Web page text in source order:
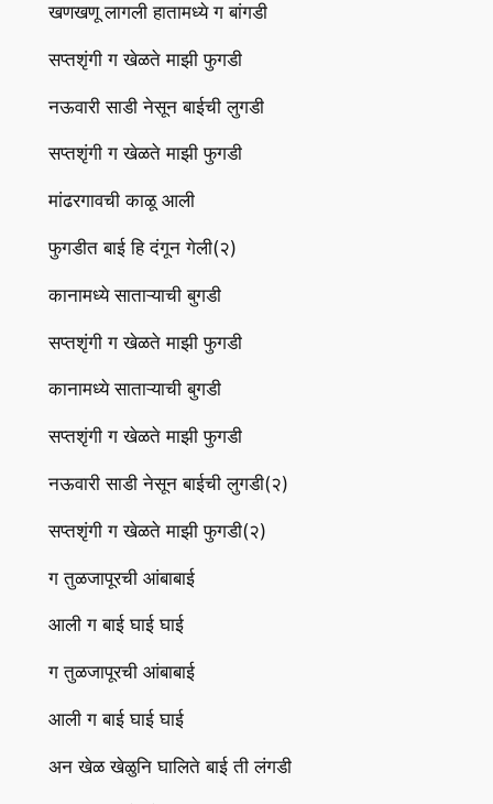
खणखणू लागली हातामध्ये ग बांगडी
सप्तशृंगी ग खेळते माझी फुगडी
नऊवारी साडी नेसून बाईची लुगडी
सप्तशृंगी ग खेळते माझी फुगडी
मांढरगावची काळू आली
फुगडीत बाई हि दंगून गेली(२)
कानामध्ये साताऱ्याची बुगडी
सप्तशृंगी ग खेळते माझी फुगडी
कानामध्ये साताऱ्याची बुगडी
सप्तशृंगी ग खेळते माझी फुगडी
नऊवारी साडी नेसून बाईची लुगडी(२)
सप्तशृंगी ग खेळते माझी फुगडी(२)
ग तुळजापूरची आंबाबाई
आली ग बाई घाई घाई
ग तुळजापूरची आंबाबाई
आली ग बाई घाई घाई
अन खेळ खेळुनि घालिते बाई ती लंगडी